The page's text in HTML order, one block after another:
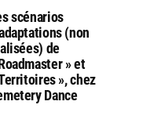
scénarios
(non
de
» et
», chez
Dance